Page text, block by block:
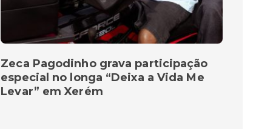
Zeca Pagodinho grava participação
especial no longa “Deixa a Vida Me
Levar” em Xerém